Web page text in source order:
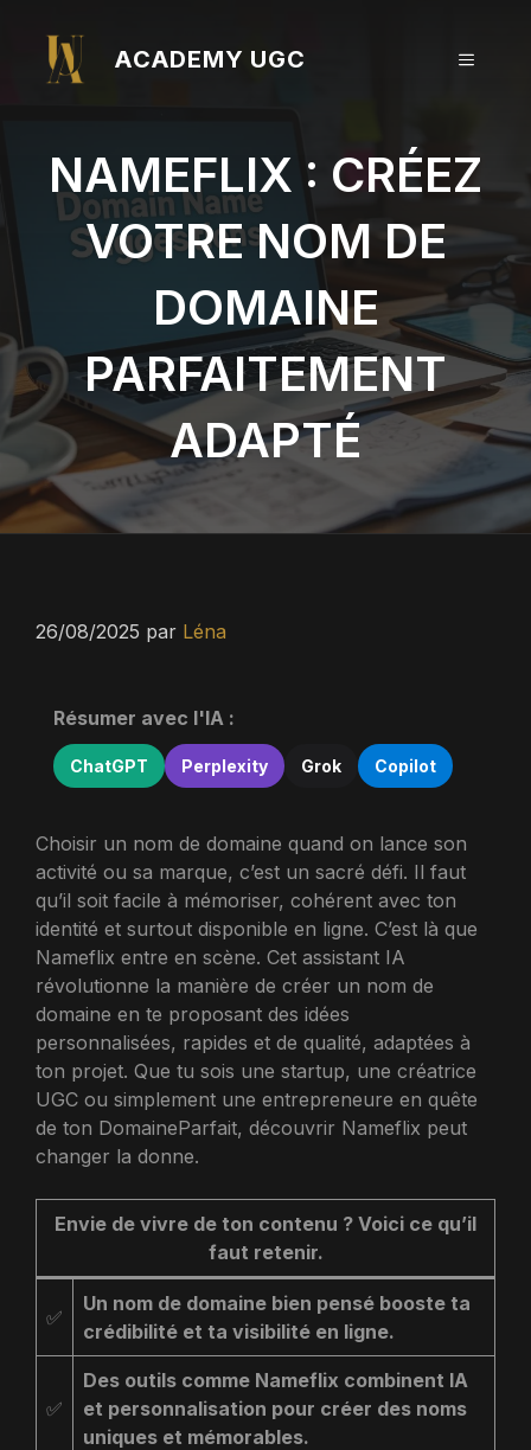
contenu
ACADEMY UGC MENU
NAMEFLIX : CRÉEZ
VOTRE NOM DE
DOMAINE
PARFAITEMENT
ADAPTÉ
26/08/2025 par Léna
Résumer avec l'IA :
ChatGPT Perplexity Grok Copilot
Choisir un nom de domaine quand on lance son
activité ou sa marque, c’est un sacré défi. Il faut
qu’il soit facile à mémoriser, cohérent avec ton
identité et surtout disponible en ligne. C’est là que
Nameflix entre en scène. Cet assistant IA
révolutionne la manière de créer un nom de
domaine en te proposant des idées
personnalisées, rapides et de qualité, adaptées à
ton projet. Que tu sois une startup, une créatrice
UGC ou simplement une entrepreneure en quête
de ton DomaineParfait, découvrir Nameflix peut
changer la donne.
Envie de vivre de ton contenu ? Voici ce qu’il
faut retenir.
✅
Un nom de domaine bien pensé booste ta
crédibilité et ta visibilité en ligne.
✅
Des outils comme Nameflix combinent IA
et personnalisation pour créer des noms
uniques et mémorables.